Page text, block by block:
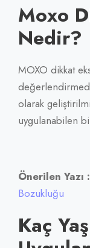
Moxo
Nedir?
MOXO dikkat
olarak
uygulanabilen
Önerilen Yazı :
Bozukluğu
Kaç